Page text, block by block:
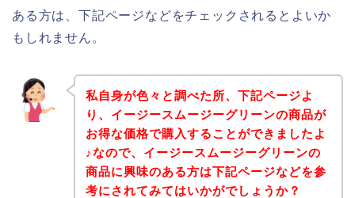
ある方は、下記ページなどをチェックされるとよいか
もしれません。
私自身が色々と調べた所、下記ページよ
り、イージースムージーグリーンの商品が
お得な価格で購入することができましたよ
♪なので、イージースムージーグリーンの
商品に興味のある方は下記ページなどを参
考にされてみてはいかがでしょうか？